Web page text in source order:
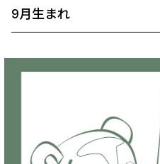
9月生まれ